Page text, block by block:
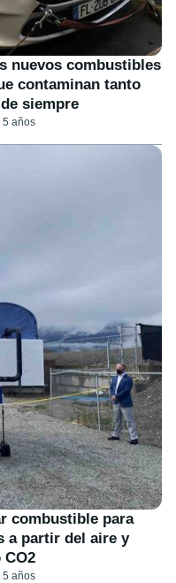
nuevos combustibles
contaminan tanto
siempre
5 años
combustible para
a partir del aire y
5 años